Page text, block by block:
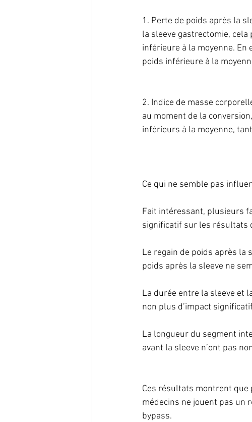
1. Perte de poids après la
la sleeve gastrectomie,
inférieure à la moyenne. En
poids inférieure à la
2. Indice de masse
au moment de la
inférieurs à la moyenne,
Ce qui ne semble pas
Fait intéressant, plusieurs
significatif sur les résultats
Le regain de poids après la
poids après la sleeve ne
La durée entre la sleeve et
non plus d’impact
La longueur du segment
avant la sleeve n’ont pas
Ces résultats montrent
médecins ne jouent pas un
bypass.